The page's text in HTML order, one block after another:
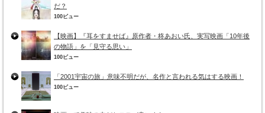
だ？
100ビュー
【映画】『耳をすませば』原作者・柊あおい氏、実写映画「10年後
の物語」を「見守る思い」
100ビュー
「2001宇宙の旅」意味不明だが、名作と言われる気はする映画！
100ビュー